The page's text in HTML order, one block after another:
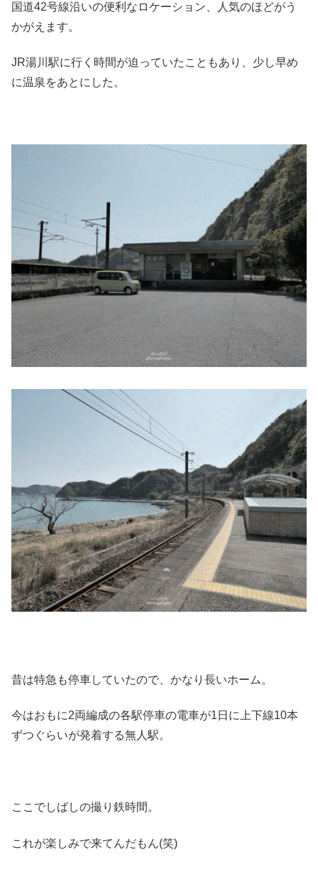
国道42号線沿いの便利なロケーション、人気のほどがう
かがえます。
JR湯川駅に行く時間が迫っていたこともあり、少し早め
に温泉をあとにした。
昔は特急も停車していたので、かなり長いホーム。
今はおもに2両編成の各駅停車の電車が1日に上下線10本
ずつぐらいが発着する無人駅。
ここでしばしの撮り鉄時間。
これが楽しみで来てんだもん(笑)